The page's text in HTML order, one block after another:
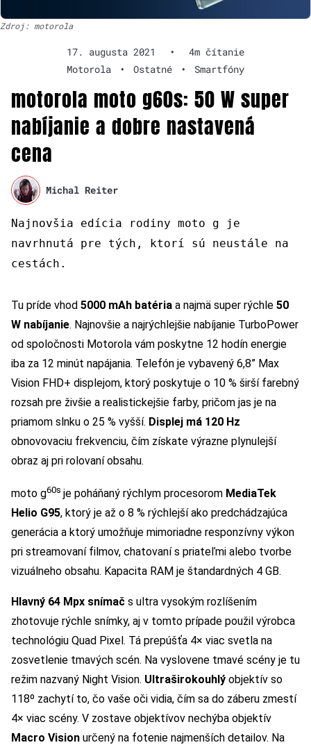
Zdroj: motorola
17. augusta 2021 •
4m čítanie
Motorola
• Ostatné • Smartfóny
motorola moto g60s: 50 W super
nabíjanie a dobre nastavená
cena
Michal Reiter
Najnovšia edícia rodiny moto g je
navrhnutá pre tých, ktorí sú neustále na
cestách.
Tu príde vhod 5000 mAh batéria a najmä super rýchle 50
W nabíjanie. Najnovšie a najrýchlejšie nabíjanie TurboPower
od spoločnosti Motorola vám poskytne 12 hodín energie
iba za 12 minút napájania. Telefón je vybavený 6,8” Max
Vision FHD+ displejom, ktorý poskytuje o 10 % širší farebný
rozsah pre živšie a realistickejšie farby, pričom jas je na
priamom slnku o 25 % vyšší. Displej má 120 Hz
obnovovaciu frekvenciu, čím získate výrazne plynulejší
obraz aj pri rolovaní obsahu.
moto g60s je poháňaný rýchlym procesorom MediaTek
Helio G95, ktorý je až o 8 % rýchlejší ako predchádzajúca
generácia a ktorý umožňuje mimoriadne responzívny výkon
pri streamovaní filmov, chatovaní s priateľmi alebo tvorbe
vizuálneho obsahu. Kapacita RAM je štandardných 4 GB.
Hlavný 64 Mpx snímač s ultra vysokým rozlíšením
zhotovuje rýchle snímky, aj v tomto prípade použil výrobca
technológiu Quad Pixel. Tá prepúšťa 4× viac svetla na
zosvetlenie tmavých scén. Na vyslovene tmavé scény je tu
režim nazvaný Night Vision. Ultraširokouhlý objektív so
118º zachytí to, čo vaše oči vidia, čím sa do záberu zmestí
4× viac scény. V zostave objektívov nechýba objektív
Macro Vision určený na fotenie najmenších detailov. Na